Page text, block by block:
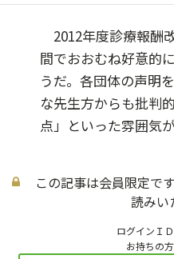
2012年度診療報酬
間でおおむね好意的
うだ。各団体の声明
な先生方からも批判
点」といった雰囲気
この記事は会員限定で
読みい
ログインＩ
お持ちの